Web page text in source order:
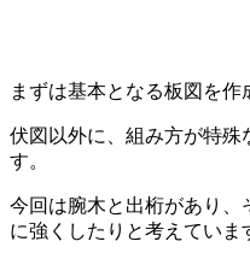
まずは基本となる板図を作
伏図以外に、組み方が特殊
す。
今回は腕木と出桁があり、
に強くしたりと考えていま